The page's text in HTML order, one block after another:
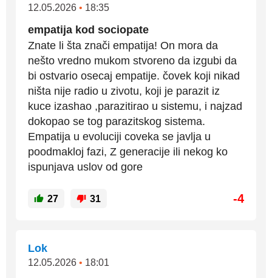
12.05.2026 • 18:35
empatija kod sociopate
Znate li šta znači empatija! On mora da
nešto vredno mukom stvoreno da izgubi da
bi ostvario osecaj empatije. čovek koji nikad
ništa nije radio u zivotu, koji je parazit iz
kuce izashao ,parazitirao u sistemu, i najzad
dokopao se tog parazitskog sistema.
Empatija u evoluciji coveka se javlja u
poodmakloj fazi, Z generacije ili nekog ko
ispunjava uslov od gore
27 31 -4
Lok
12.05.2026 • 18:01